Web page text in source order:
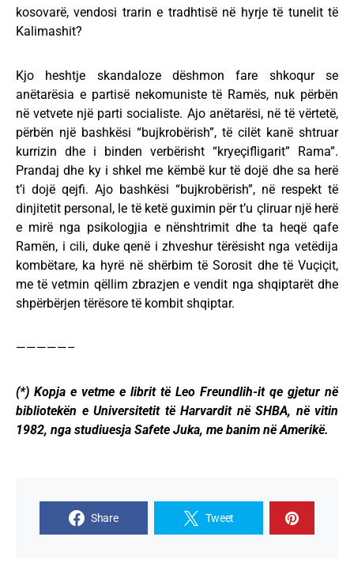
kosovarë, vendosi trarin e tradhtisë në hyrje të tunelit të
Kalimashit?
Kjo heshtje skandaloze dëshmon fare shkoqur se
anëtarësia e partisë nekomuniste të Ramës, nuk përbën
në vetvete një parti socialiste. Ajo anëtarësi, në të vërtetë,
përbën një bashkësi “bujkrobërish”, të cilët kanë shtruar
kurrizin dhe i binden verbërisht “kryeçifligarit” Rama”.
Prandaj dhe ky i shkel me këmbë kur të dojë dhe sa herë
t’i dojë qejfi. Ajo bashkësi “bujkrobërish”, në respekt të
dinjitetit personal, le të ketë guximin për t’u çliruar një herë
e mirë nga psikologjia e nënshtrimit dhe ta heqë qafe
Ramën, i cili, duke qenë i zhveshur tërësisht nga vetëdija
kombëtare, ka hyrë në shërbim të Sorosit dhe të Vuçiçit,
me të vetmin qëllim zbrazjen e vendit nga shqiptarët dhe
shpërbërjen tërësore të kombit shqiptar.
—————–
(*) Kopja e vetme e librit të Leo Freundlih-it qe gjetur në
bibliotekën e Universitetit të Harvardit në SHBA, në vitin
1982, nga studiuesja Safete Juka, me banim në Amerikë.
Share Tweet